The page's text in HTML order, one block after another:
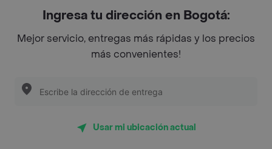
Encuéntranos en estos países
App Store Google play
Ingresa tu dirección en Bogotá:
Mejor servicio, entregas más rápidas y los precios
más convenientes!
Usar mi ubicación actual